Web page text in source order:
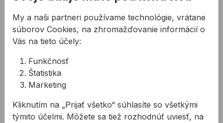
Farba 180 g do šnúry
Šnúra murárska
1,7mm/50m
My a naši partneri používame technológie, vrátane
súborov Cookies, na zhromažďovanie informácií o
Vás na tieto účely:
Funkčnosť
Štatistika
Marketing
Kliknutím na „Prijať všetko“ súhlasíte so všetkými
týmito účelmi. Môžete sa tiež rozhodnúť uviesť, na